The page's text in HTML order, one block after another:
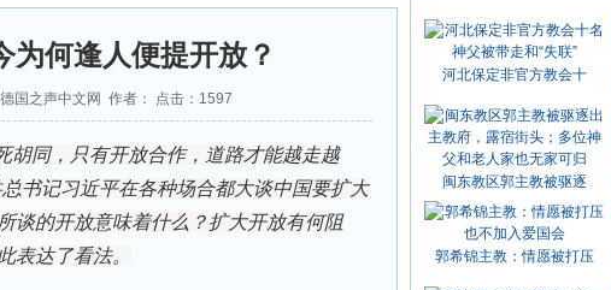
为何逢人便提开放？
国之声中文网 作者： 点击： 1597
胡同，只有开放合作，道路才能越走越
书记习近平在各种场合都大谈中国要扩大
谈的开放意味着什么？扩大开放有何阻
表达了看法。
河北保定非官方教会十
闽东教区郭主教被驱逐
郭希锦主教：情愿被打压